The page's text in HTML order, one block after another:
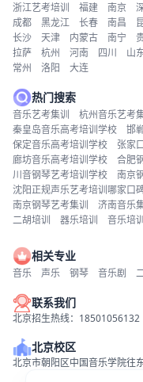
浙江艺考培训 福建 南京
成都
黑龙江 长春 南昌
长沙
天津 内蒙古 南宁
拉萨
杭州 河南 四川 山
常州
洛阳 大连
热门搜索
音乐艺考集训 杭州音乐艺考
秦皇岛音乐高考培训学校
邯
保定音乐高考培训学校
张家
廊坊音乐高考培训学校
合肥
川音钢琴艺考培训学校
南京
沈阳正规声乐艺考培训哪家口
南京钢琴艺考集训
济南音乐
二胡培训
器乐培训 音乐培
相关专业
音乐 声乐 钢琴 音乐剧
联系我们
北京招生热线：18501056132
北京校区
北京市朝阳区中国音乐学院往